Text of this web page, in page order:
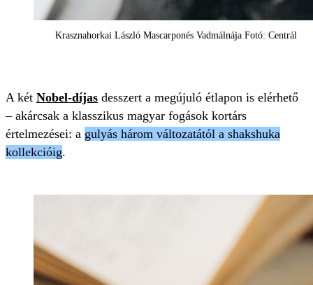
Krasznahorkai László Mascarponés Vadmálnája Fotó: Centrál
A két Nobel-díjas desszert a megújuló étlapon is elérhető
– akárcsak a klasszikus magyar fogások kortárs
értelmezései: a gulyás három változatától a shakshuka
kollekcióig.